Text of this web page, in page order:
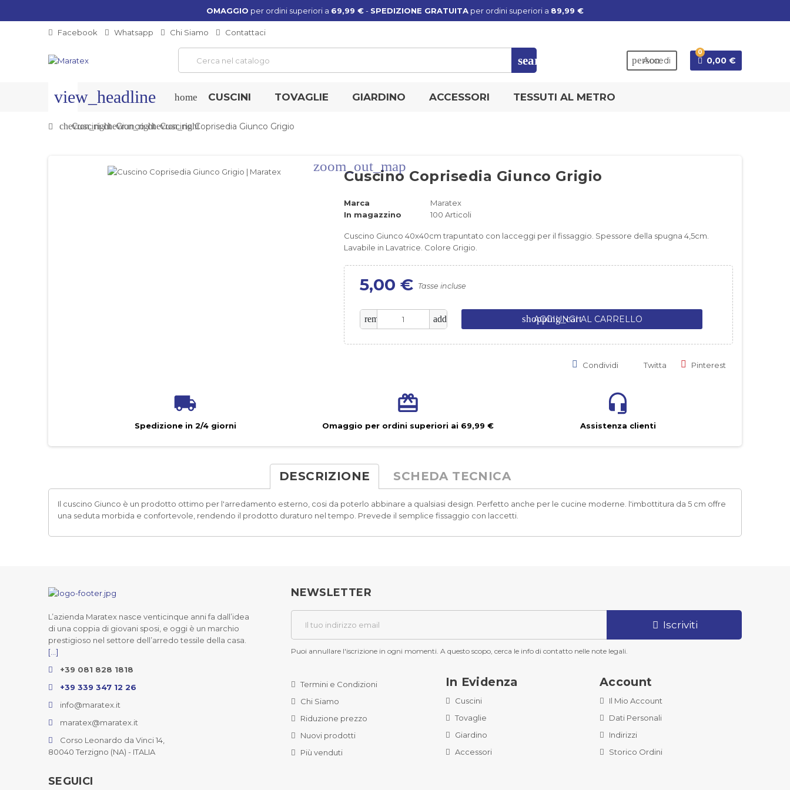
OMAGGIO per ordini superiori a 69,99 €- SPEDIZIONE GRATUITA per ordini superiori a 89,99 €
Facebook Whatsapp Chi Siamo Contattaci
search person
Accedi
0
0,00 €
view_headline home CUSCINI TOVAGLIE GIARDINO ACCESSORI TESSUTI AL METRO
chevron_right
Cuscini chevron_right
Giunco chevron_right
Cuscino Coprisedia Giunco Grigio
zoom_out_map
Cuscino Coprisedia Giunco Grigio
Marca
Maratex
In magazzino
100 Articoli
Cuscino Giunco 40x40cm trapuntato con lacceggi per il fissaggio. Spessore della spugna 4,5cm.
Lavabile in Lavatrice. Colore Grigio.
5,00 € Tasse incluse
remove add shopping_cart
AGGIUNGI AL CARRELLO
Condividi Twitta Pinterest
Spedizione in 2/4 giorni Omaggio per ordini superiori ai 69,99 € Assistenza clienti
DESCRIZIONE SCHEDA TECNICA
Il cuscino Giunco è un prodotto ottimo per l'arredamento esterno, cosi da poterlo abbinare a qualsiasi design. Perfetto anche per le cucine moderne. l'imbottitura da 5 cm offre
una seduta morbida e confortevole, rendendo il prodotto duraturo nel tempo. Prevede il semplice fissaggio con laccetti.
L’azienda Maratex nasce venticinque anni fa dall’idea
di una coppia di giovani sposi, e oggi è un marchio
prestigioso nel settore dell’arredo tessile della casa.
[...]
+39 081 828 1818
+39 339 347 12 26
info@maratex.it
maratex@maratex.it
Corso Leonardo da Vinci 14,
80040 Terzigno (NA) - ITALIA
SEGUICI
NEWSLETTER
Iscriviti
Puoi annullare l'iscrizione in ogni momenti. A questo scopo, cerca le info di contatto nelle note legali.
Termini e Condizioni
Chi Siamo
Riduzione prezzo
Nuovi prodotti
Più venduti
In Evidenza
Cuscini
Tovaglie
Giardino
Accessori
Account
Il Mio Account
Dati Personali
Indirizzi
Storico Ordini